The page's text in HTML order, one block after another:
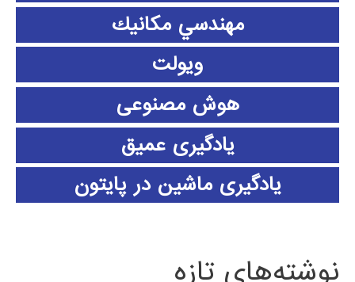
مهندسي مكانيك
ویولت
هوش مصنوعی
یادگیری عمیق
یادگیری ماشین در پایتون
نوشته‌های تازه